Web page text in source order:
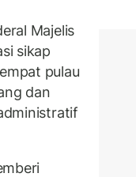
Majelis
sikap
pulau
dan